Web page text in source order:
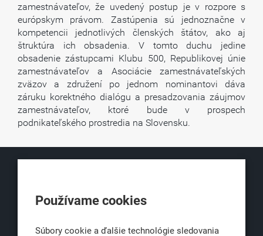
zamestnávateľov, že uvedený postup je v rozpore s
európskym právom. Zastúpenia sú jednoznačne v
kompetencii jednotlivých členských štátov, ako aj
štruktúra ich obsadenia. V tomto duchu jedine
obsadenie zástupcami Klubu 500, Republikovej únie
zamestnávateľov a Asociácie zamestnávateľských
zväzov a združení po jednom nominantovi dáva
záruku korektného dialógu a presadzovania záujmov
zamestnávateľov, ktoré bude v prospech
podnikateľského prostredia na Slovensku.
Obchodná 6
Používame cookies
Súbory cookie a ďalšie technológie sledovania